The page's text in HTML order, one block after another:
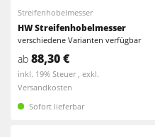
Streifenhobelmesser
HW Streifenhobelmesser
verschiedene Varianten verfügbar
ab 88,30 €
inkl. 19% Steuer , exkl.
Versandkosten
Sofort lieferbar